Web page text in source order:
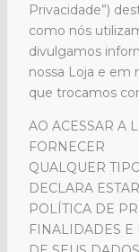
Privacidade”)
como nós
divulgamos
nossa Loja e em
que trocamos
AO ACESSAR A
FORNECER
QUALQUER
DECLARA
POLÍTICA DE
FINALIDADES E